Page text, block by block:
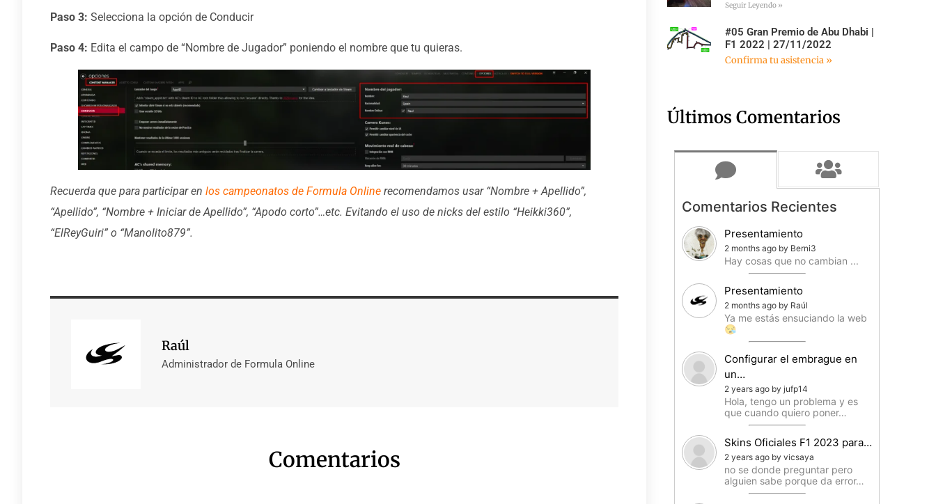
Paso 3: Selecciona la opción de Conducir
Paso 4: Edita el campo de “Nombre de Jugador” poniendo el nombre que tu quieras.
Recuerda que para participar en los campeonatos de Formula Online recomendamos usar “Nombre + Apellido”,
“Apellido”, “Nombre + Iniciar de Apellido”, “Apodo corto”…etc. Evitando el uso de nicks del estilo “Heikki360”,
“ElReyGuiri” o “Manolito879”.
Raúl
Administrador de Formula Online
Comentarios
Seguir Leyendo »
#05 Gran Premio de Abu Dhabi |
F1 2022 | 27/11/2022
Confirma tu asistencia »
Últimos Comentarios
Comentarios Recientes
Presentamiento
2 months ago by Berni3
Hay cosas que no cambian ...
Presentamiento
2 months ago by Raúl
Ya me estás ensuciando la web
😪
Configurar el embrague en
un…
2 years ago by jufp14
Hola, tengo un problema y es
que cuando quiero poner…
Skins Oficiales F1 2023 para…
2 years ago by vicsaya
no se donde preguntar pero
alguien sabe porque da error…